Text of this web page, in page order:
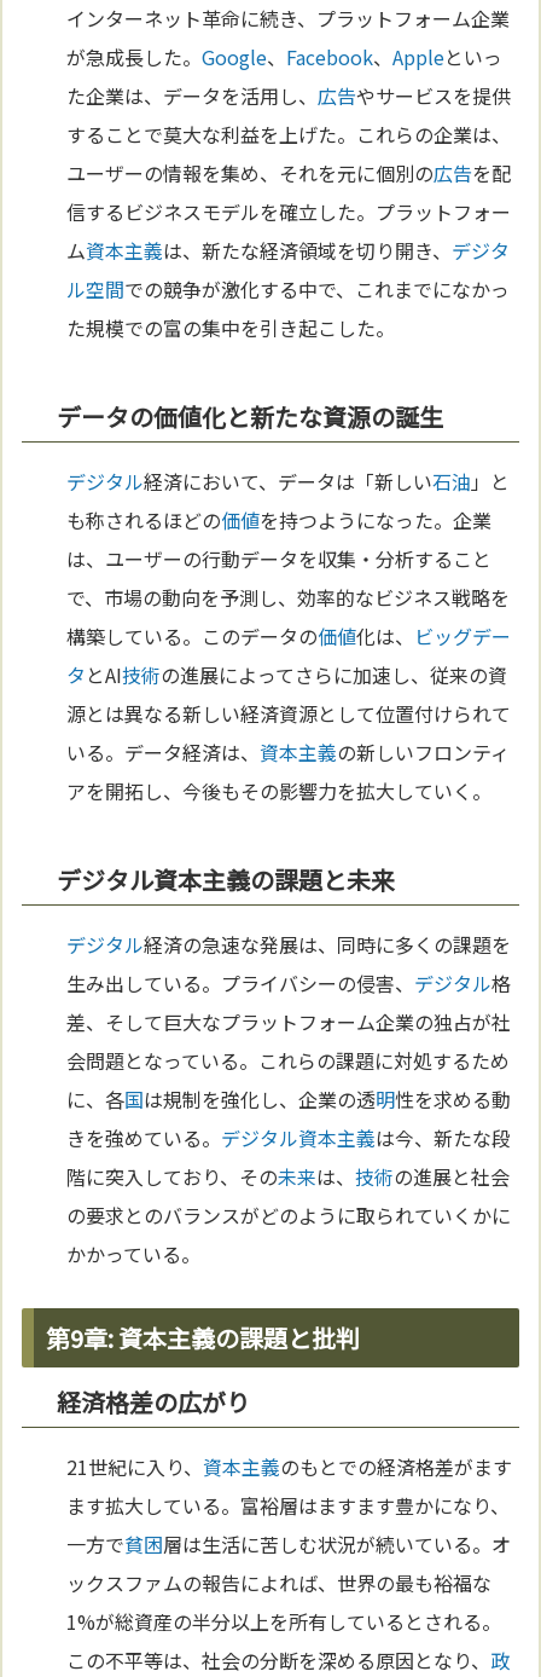
インターネット革命に続き、プラットフォーム企業
が急成長した。Google、 Facebook、Appleといっ
た企業は、データを活用し、広告やサービスを提供
することで莫大な利益を上げた。これらの企業は、
ユーザーの情報を集め、それを元に個別の広告を配
信するビジネスモデルを確立した。プラットフォー
ム資本主義は、新たな経済領域を切り開き、 デジタ
ル空間での競争が激化する中で、これまでになかっ
た規模での富の集中を引き起こした。
データの価値化と新たな資源の誕生
デジタル経済において、データは「新しい石油 」と
も称されるほどの価値を持つようになった。企業
は、ユーザーの行動データを収集・分析すること
で、市場の動向を予測し、効率的なビジネス戦略を
構築している。このデータの価値化は、 ビッグデー
タ とAI技術の進展によってさらに加速し、従来の資
源とは異なる新しい経済資源として位置付けられて
いる。データ経済は、 資本主義の新しいフロンティ
アを開拓し、今後もその影響力を拡大していく。
デジタル資本主義の課題と未来
デジタル経済の急速な発展は、同時に多くの課題を
生み出している。プライバシーの侵害、 デジタル格
差、そして巨大なプラットフォーム企業の独占が社
会問題となっている。これらの課題に対処するため
に、各国は規制を強化し、企業の透明性を求める動
きを強めている。 デジタル資本主義は今、新たな段
階に突入しており、その未来は、技術の進展と社会
の要求とのバランスがどのように取られていくかに
かかっている。
第9章: 資本主義の課題と批判
経済格差の広がり
21世紀に入り、 資本主義のもとでの経済格差がます
ます拡大している。富裕層はますます豊かになり、
一方で貧困層は生活に苦しむ状況が続いている。オ
ックスファムの報告によれば、世界の最も裕福な
1%が総資産の半分以上を所有しているとされる。
この不平等は、社会の分断を深める原因となり、 政